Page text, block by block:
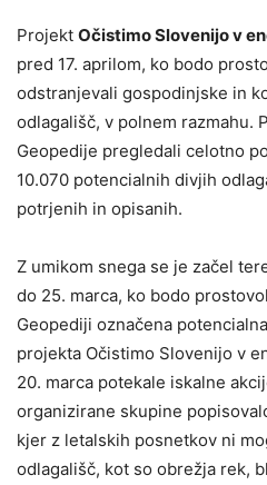
Projekt Očistimo Slovenijo v
pred 17. aprilom, ko bodo
odstranjevali gospodinjske in
odlagališč, v polnem razmahu.
Geopedije pregledali celotno
10.070 potencialnih divjih
potrjenih in opisanih.
Z umikom snega se je začel
do 25. marca, ko bodo
Geopediji označena
projekta Očistimo Slovenijo v
20. marca potekale iskalne
organizirane skupine
kjer z letalskih posnetkov ni
odlagališč, kot so obrežja rek,